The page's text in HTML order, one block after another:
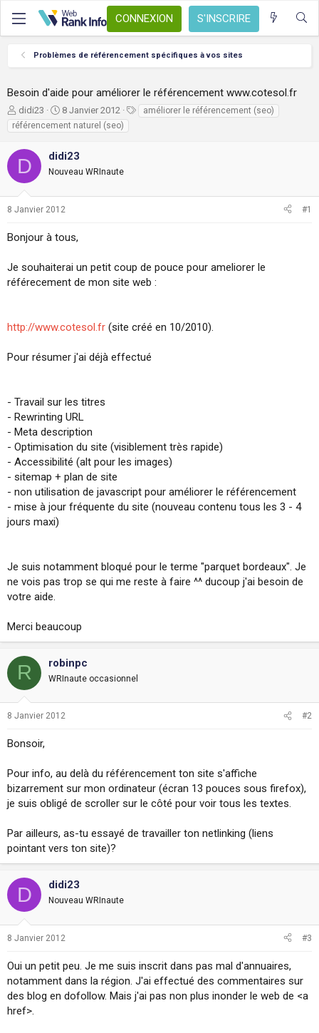
CONNEXION S'INSCRIRE
Problèmes de référencement spécifiques à vos sites
Besoin d'aide pour améliorer le référencement www.cotesol.fr
A
u
t
e
u
r
d
l
d
s
c
u
i
n
didi23
D
a
t
d
e
é
b
t
8 Janvier 2012
améliorer le référencement (seo)
référencement naturel (seo)
D didi23
Nouveau WRInaute
8 Janvier 2012 #1
Bonjour à tous,
Je souhaiterai un petit coup de pouce pour ameliorer le
référecement de mon site web :
http://www.cotesol.fr (site créé en 10/2010).
Pour résumer j'ai déjà effectué
- Travail sur les titres
- Rewrinting URL
- Meta description
- Optimisation du site (visiblement très rapide)
- Accessibilité (alt pour les images)
- sitemap + plan de site
- non utilisation de javascript pour améliorer le référencement
- mise à jour fréquente du site (nouveau contenu tous les 3 - 4
jours maxi)
Je suis notamment bloqué pour le terme "parquet bordeaux". Je
ne vois pas trop se qui me reste à faire ^^ ducoup j'ai besoin de
votre aide.
Merci beaucoup
R robinpc
WRInaute occasionnel
8 Janvier 2012 #2
Bonsoir,
Pour info, au delà du référencement ton site s'affiche
bizarrement sur mon ordinateur (écran 13 pouces sous firefox),
je suis obligé de scroller sur le côté pour voir tous les textes.
Par ailleurs, as-tu essayé de travailler ton netlinking (liens
pointant vers ton site)?
D didi23
Nouveau WRInaute
8 Janvier 2012 #3
Oui un petit peu. Je me suis inscrit dans pas mal d'annuaires,
notamment dans la région. J'ai effectué des commentaires sur
des blog en dofollow. Mais j'ai pas non plus inonder le web de <a
href>.